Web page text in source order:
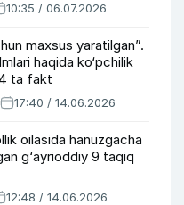
10:35 / 06.07.2026
maxsus yaratilgan”.
haqida ko‘pchilik
ta fakt
17:40 / 14.06.2026
oilasida hanuzgacha
g‘ayrioddiy 9 taqiq
12:48 / 14.06.2026